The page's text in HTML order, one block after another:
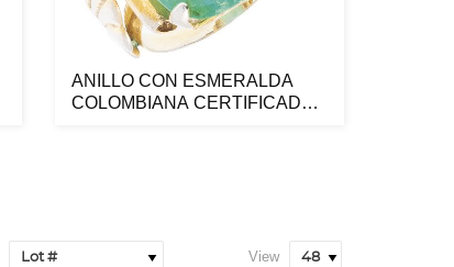
ANILLO CON ESMERALDA
COLOMBIANA CERTIFICADA
View